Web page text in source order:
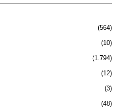
564
10
1.794
12
3
48